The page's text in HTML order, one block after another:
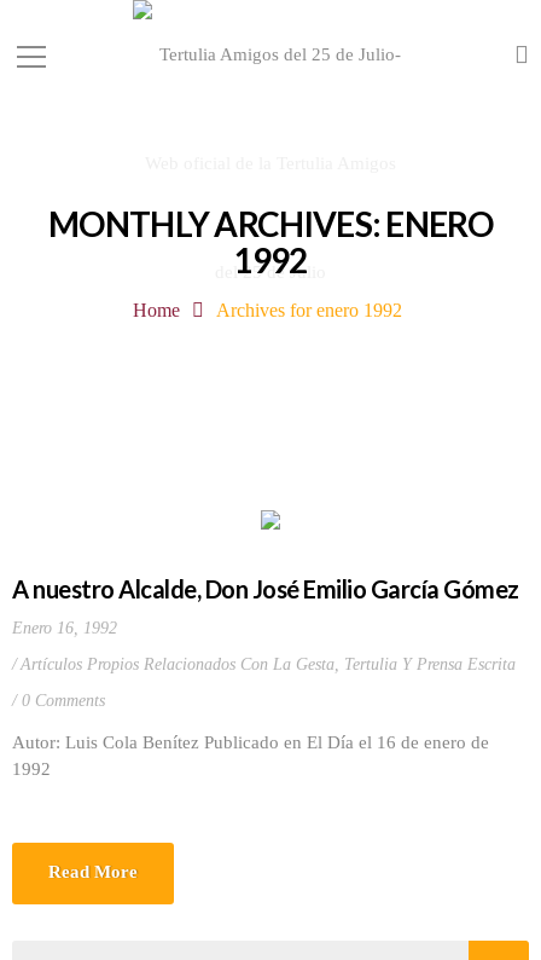
MONTHLY ARCHIVES: ENERO
1992
Home Archives for enero 1992
A nuestro Alcalde, Don José Emilio García Gómez
Enero 16, 1992
Artículos Propios Relacionados Con La Gesta, Tertulia Y Prensa Escrita
0 Comments
Autor: Luis Cola Benítez Publicado en El Día el 16 de enero de
1992
Read More